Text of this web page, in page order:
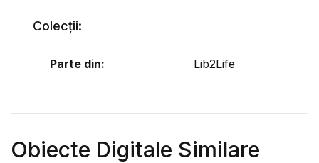
Colecții:
Parte din: Lib2Life
Obiecte Digitale Similare